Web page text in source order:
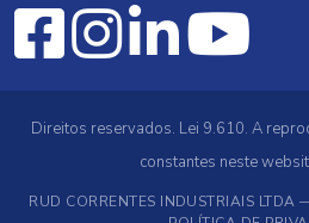
Direitos reservados. Lei 9.610. A
constantes neste
RUD CORRENTES INDUSTRIAIS